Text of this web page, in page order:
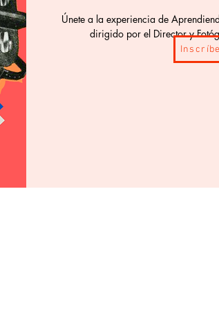
Únete a la experiencia de
dirigido por el Director y